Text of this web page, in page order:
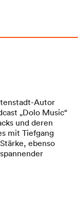
Autor
„Dolo Music“
und deren
mit Tiefgang
ebenso